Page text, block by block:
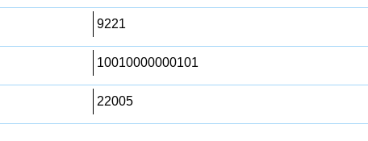
9221
10010000000101
22005